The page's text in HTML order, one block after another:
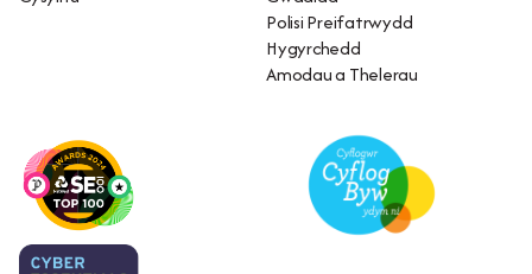
Polisi Preifatrwydd
Hygyrchedd
Amodau a Thelerau